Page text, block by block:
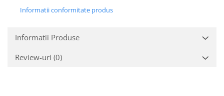
Console, Jocuri & Accesorii
Accesorii aparate de ras electrice
Accesorii aparate hair styling
Informatii conformitate produs
Informatii Produse
Review-uri (0)